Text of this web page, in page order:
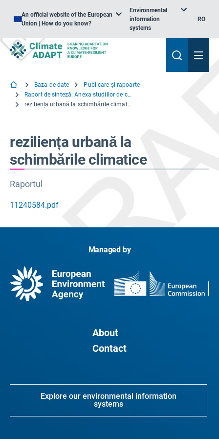
An official website of the European
Union | How do you know?
Environmental
information
systems
RO
Baza de date
Publicare și rapoarte
Raport de sinteză: Anexa studiilor de caz Reziliența urbană la schimbările climatice
reziliența urbană la schimbările climatice
reziliența urbană la
schimbările climatice
Raportul
11240584.pdf
Managed by
About
Contact
Explore our environmental information
systems